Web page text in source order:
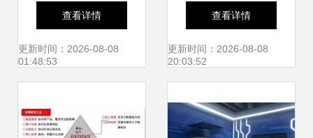
内容 企业形象策划
与品牌推广
查看详情
更新时间：2026-08-08
01:48:53
塑造电企品牌竞争
力？以电梯产业为
查看详情
更新时间：2026-08-08
20:03:52